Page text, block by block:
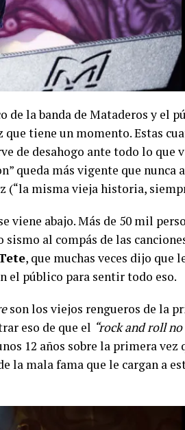
de la banda de Mataderos y el
que tiene un momento. Estas
de desahogo ante todo lo que
queda más vigente que nunca
(“la misma vieja historia,
viene abajo. Más de 50 mil
al compás de las
, que muchas veces dijo que
el público para sentir todo eso.
son los viejos rengueros de la
eso de que el “rock and roll
12 años sobre la primera vez
la mala fama que le cargan a